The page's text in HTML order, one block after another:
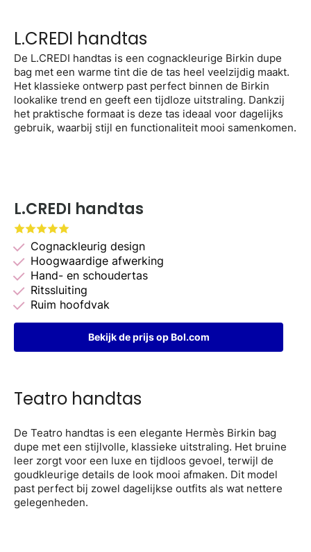
L.CREDI handtas
De L.CREDI handtas is een cognackleurige Birkin dupe
bag met een warme tint die de tas heel veelzijdig maakt.
Het klassieke ontwerp past perfect binnen de Birkin
lookalike trend en geeft een tijdloze uitstraling. Dankzij
het praktische formaat is deze tas ideaal voor dagelijks
gebruik, waarbij stijl en functionaliteit mooi samenkomen.
L.CREDI handtas
Cognackleurig design
Hoogwaardige afwerking
Hand- en schoudertas
Ritssluiting
Ruim hoofdvak
Bekijk de prijs op Bol.com
Teatro handtas
De Teatro handtas is een elegante Hermès Birkin bag
dupe met een stijlvolle, klassieke uitstraling. Het bruine
leer zorgt voor een luxe en tijdloos gevoel, terwijl de
goudkleurige details de look mooi afmaken. Dit model
past perfect bij zowel dagelijkse outfits als wat nettere
gelegenheden.